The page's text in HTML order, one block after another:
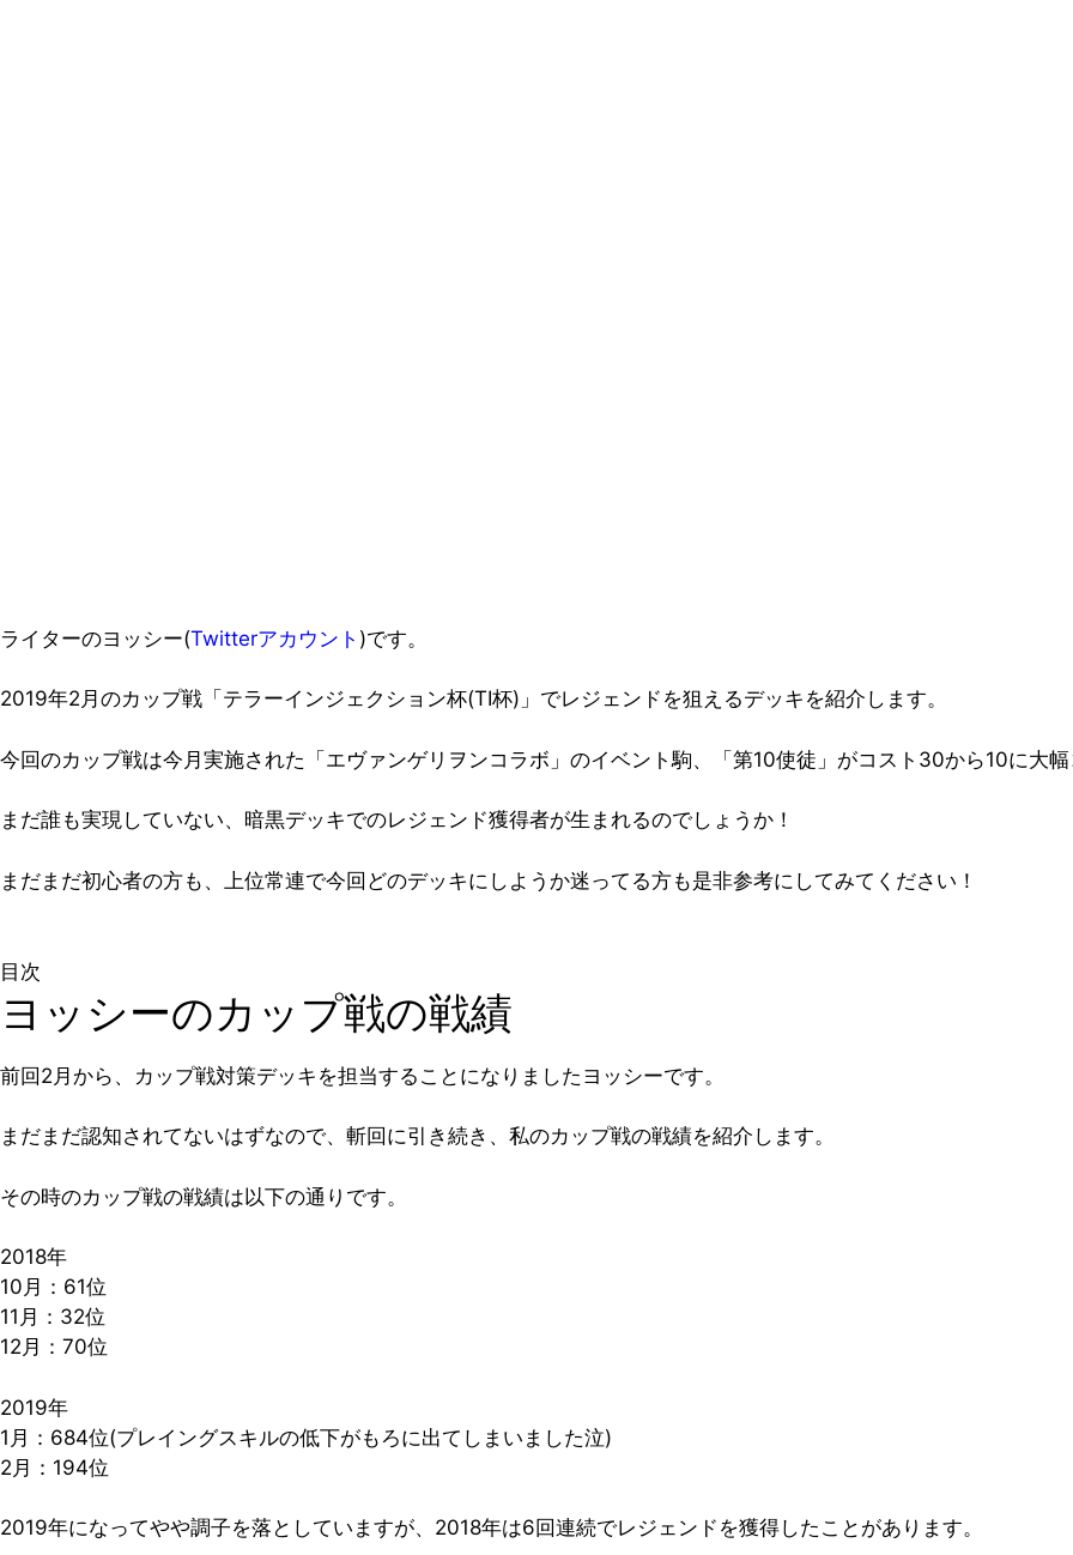
ライターのヨッシー(Twitterアカウント )です。
2019年2月のカップ戦「テラーインジェクション杯(TI杯)」でレジェンドを狙えるデッキを紹介します。
今回のカップ戦は今月実施された「エヴァンゲリヲンコラボ」のイベント駒、「第10使徒」がコスト30から10に大幅
まだ誰も実現していない、暗黒デッキでのレジェンド獲得者が生まれるのでしょうか！
まだまだ初心者の方も、上位常連で今回どのデッキにしようか迷ってる方も是非参考にしてみてください！
目次
ヨッシーのカップ戦の戦績
前回2月から、カップ戦対策デッキを担当することになりましたヨッシーです。
まだまだ認知されてないはずなので、斬回に引き続き、私のカップ戦の戦績を紹介します。
その時のカップ戦の戦績は以下の通りです。
2018年
10月： 61位
11月： 32位
12月： 70位
2019年
1月：684位(プレイングスキルの低下がもろに出てしまいました泣)
2月：194位
2019年になってやや調子を落としていますが、2018年は6回連続でレジェンドを獲得したことがあります。